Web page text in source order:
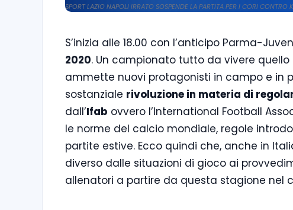
SPORT LAZIO NAPOLI IRRATO SOSPENDE LA PARTITA PER I CORI CONTRO
S’inizia alle 18.00 con l’anticipo Parma-
2020. Un campionato tutto da vivere
ammette nuovi protagonisti in campo e in
sostanziale rivoluzione in materia di
dall’Ifab ovvero l’International Football
le norme del calcio mondiale, regole
partite estive. Ecco quindi che, anche in
diverso dalle situazioni di gioco ai
allenatori a partire da questa stagione nel